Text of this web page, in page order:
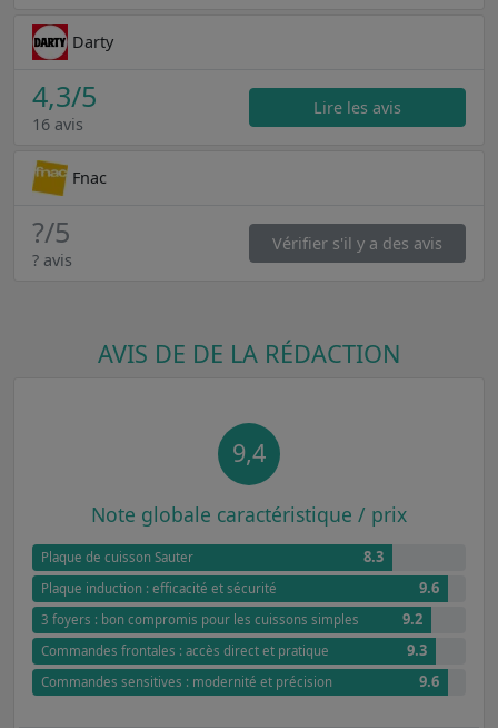
Darty
4,3/5
16 avis
Lire les avis
Fnac
?/5
? avis
Vérifier s'il y a des avis
AVIS DE DE LA RÉDACTION
9,4
Note globale caractéristique / prix
Plaque de cuisson Sauter 8.3
Plaque induction : efficacité et sécurité 9.6
3 foyers : bon compromis pour les cuissons simples 9.2
Commandes frontales : accès direct et pratique 9.3
Commandes sensitives : modernité et précision 9.6